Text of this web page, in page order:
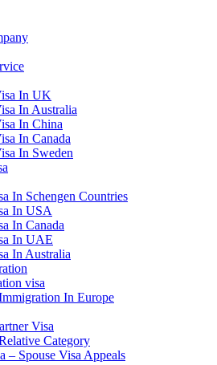
In UK
In Australia
In China
In Canada
In Sweden
In Schengen Countries
In USA
In Canada
In UAE
In Australia
visa
In Europe
Visa
Category
– Spouse Visa Appeals